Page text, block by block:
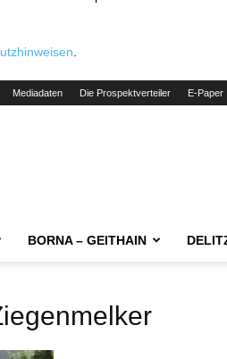
Mediadaten Die Prospektverteiler E-Paper
BORNA – GEITHAIN